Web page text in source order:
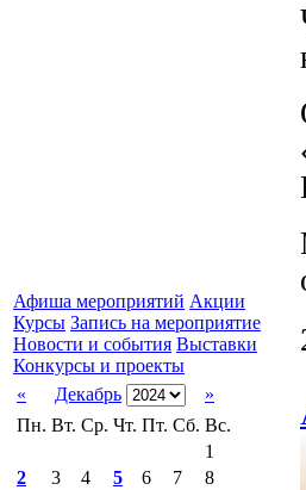
Афиша мероприятий Акции
Курсы Запись на мероприятие
Новости и события Выставки
Конкурсы и проекты
«
Декабрь
»
Пн. Вт. Ср. Чт. Пт. Сб. Вс.
1
2
3 4 5 6 7
8